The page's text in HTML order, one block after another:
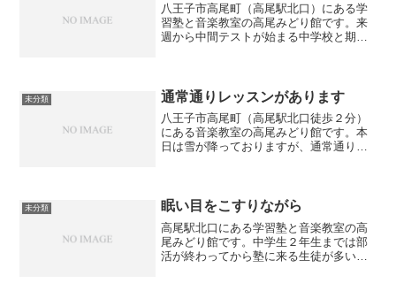
八王子市高尾町（高尾駅北口）にある学
習塾と音楽教室の高尾みどり館です。来
週から中間テストが始まる中学校と期末
て「中間テストがあった方...
未分類 通常通りレッスンがあります
八王子市高尾町（高尾駅北口徒歩２分）
にある音楽教室の高尾みどり館です。本
日は雪が降っておりますが、通常通り音
未分類 眠い目をこすりながら
高尾駅北口にある学習塾と音楽教室の高
尾みどり館です。中学生２年生までは部
活が終わってから塾に来る生徒が多いで